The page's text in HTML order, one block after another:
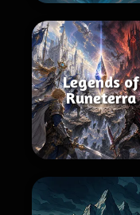
Legends of
Runeterra